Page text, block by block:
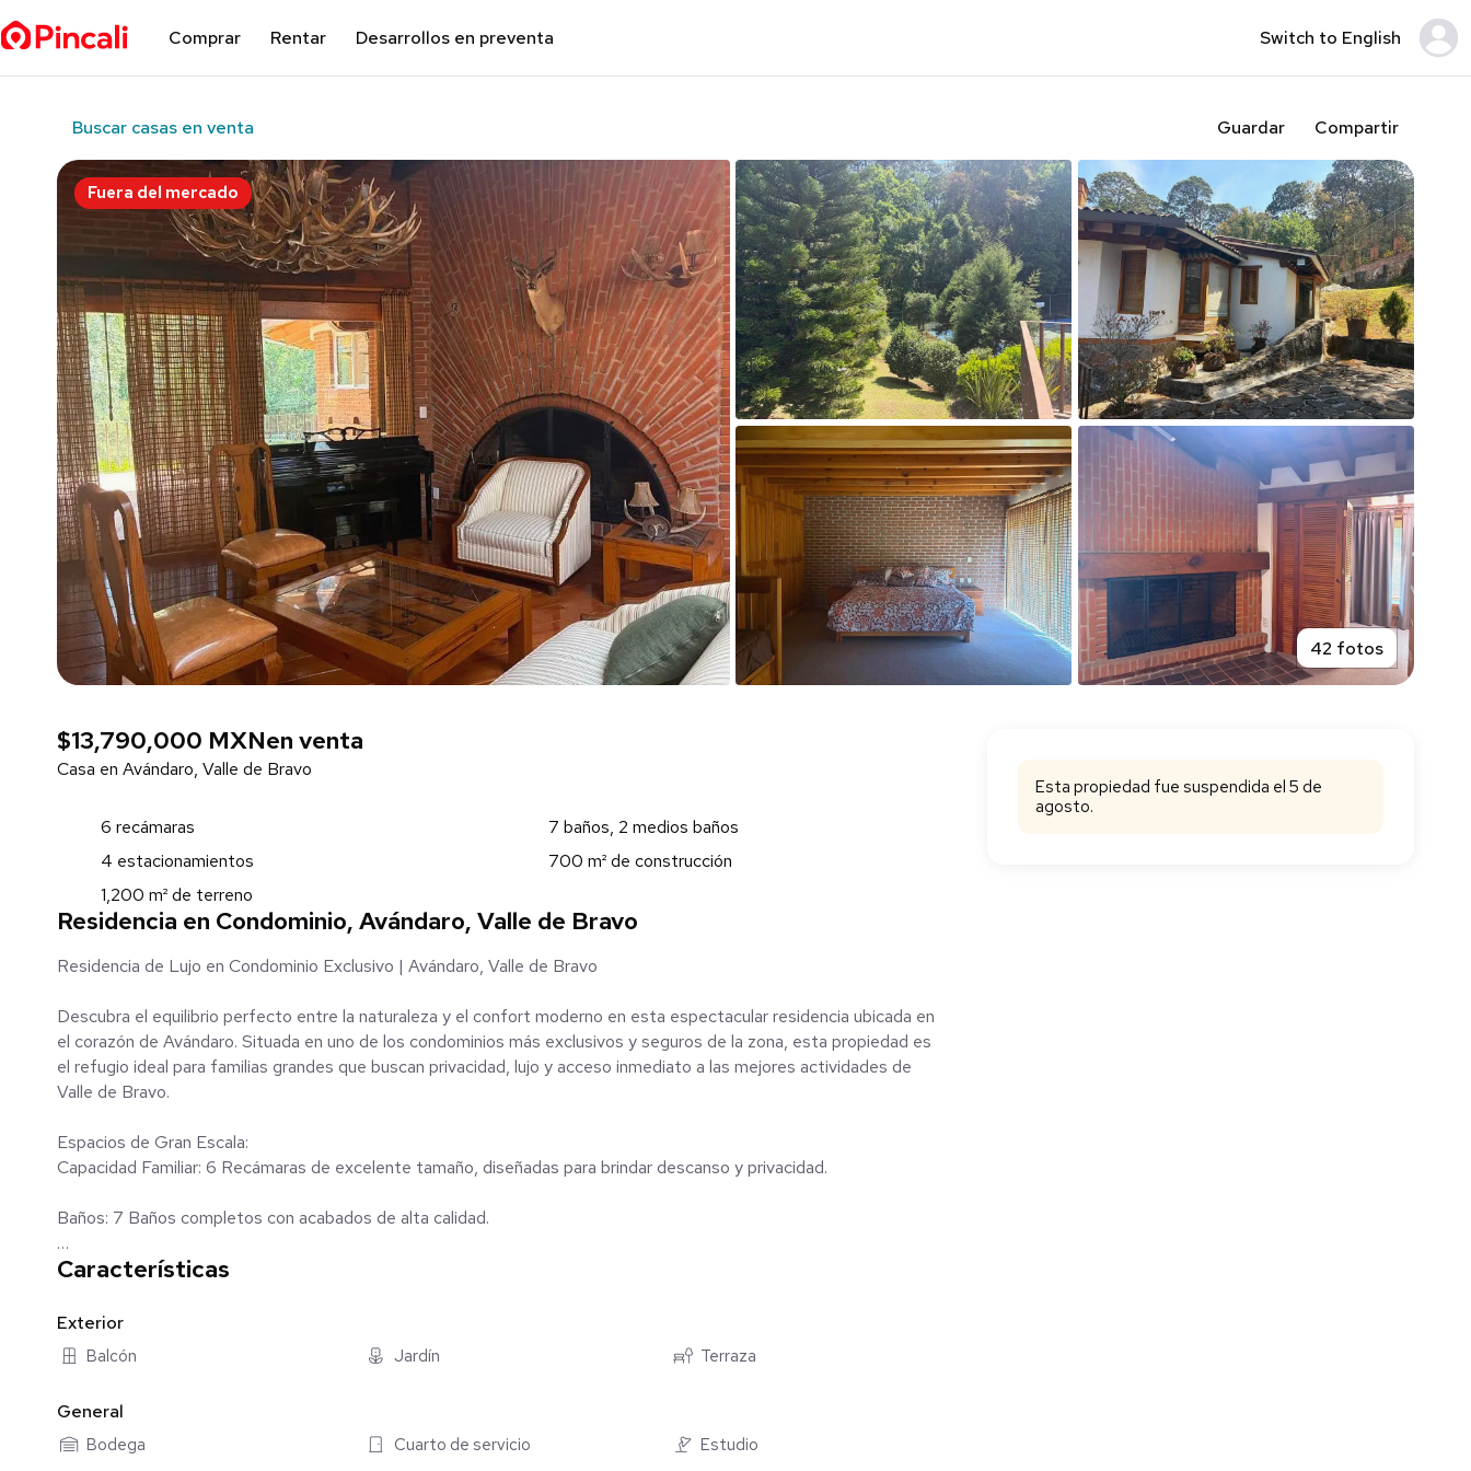
Comprar Rentar Desarrollos en preventa Switch to English
Buscar casas en venta Guardar Compartir
Fuera del mercado
42 fotos
$13,790,000 MXNen venta
Casa en Avándaro, Valle de Bravo
6 recámaras
7 baños, 2 medios baños
4 estacionamientos
700 m² de construcción
1,200 m² de terreno
Residencia en Condominio, Avándaro, Valle de Bravo
Residencia de Lujo en Condominio Exclusivo | Avándaro, Valle de Bravo
Descubra el equilibrio perfecto entre la naturaleza y el confort moderno en esta espectacular residencia ubicada en
el corazón de Avándaro. Situada en uno de los condominios más exclusivos y seguros de la zona, esta propiedad es
el refugio ideal para familias grandes que buscan privacidad, lujo y acceso inmediato a las mejores actividades de
Valle de Bravo.
Espacios de Gran Escala:
Capacidad Familiar: 6 Recámaras de excelente tamaño, diseñadas para brindar descanso y privacidad.
Baños: 7 Baños completos con acabados de alta calidad.
Distribución: Espacios integrados que invitan a la convivencia, con amplias áreas sociales que se conectan con el
Amenidades de Club Privado:
Viva la experiencia de un "resort" dentro de su propio hogar con amenidades compartidas de primer nivel:
Deporte y Recreación: Cancha de tenis profesional y alberca climatizada.
Características
Exterior
Balcón Jardín Terraza
General
Bodega Cuarto de servicio
Estudio
Esta propiedad fue suspendida el 5 de
agosto.